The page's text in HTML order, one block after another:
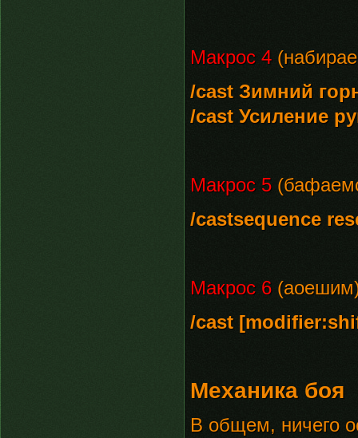
Макрос 4
/cast Зимний
/cast Усиление
Макрос 5
/castsequence
Макрос 6
/cast
Механика боя
В общем, ничего